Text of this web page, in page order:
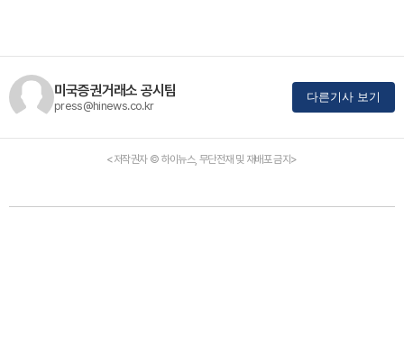
미국증권거래소 공시팀
press@hinews.co.kr
다른기사 보기
<저작권자 © 하이뉴스, 무단전재 및 재배포 금지>